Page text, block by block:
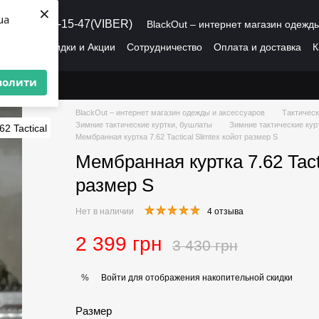
×
(095) 486-15-47(VIBER)
BlackOut – интернет магазин
Скидки и Акции Сотрудничество Оплата и доставка
BlackOut – интернет магазин одежды и аксессуаров
Зимние тактические куртки, бушлаты
Зимние тактические
Мембранная куртка 7.62 Tactical Slimtex койот размер S
Мембранная куртка 7.62
размер S
Нет в наличии 4 отзыва
2 399 грн 3 430 грн
% Войти для отображения накопительной скидки
Размер